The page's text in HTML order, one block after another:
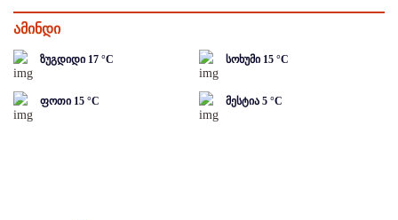
ამინდი
ზუგდიდი 17 °C სოხუმი 15 °C
ფოთი 15 °C მესტია 5 °C